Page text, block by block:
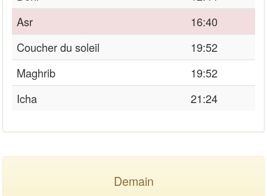
Asr
16:40
Coucher du soleil
19:52
Maghrib
19:52
Icha
21:24
Demain